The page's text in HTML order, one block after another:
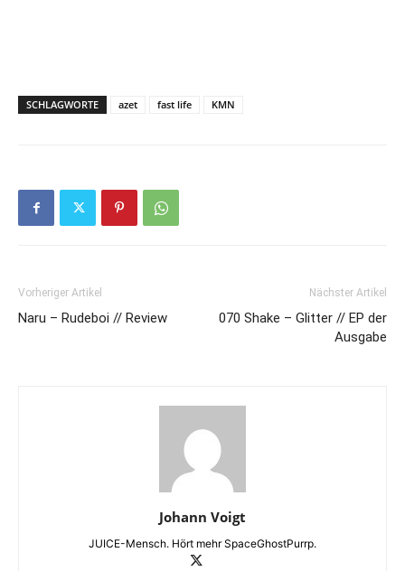
SCHLAGWORTE azet fast life KMN
Vorheriger Artikel
Naru – Rudeboi // Review
Nächster Artikel
070 Shake – Glitter // EP der
Ausgabe
Johann Voigt
JUICE-Mensch. Hört mehr SpaceGhostPurrp.